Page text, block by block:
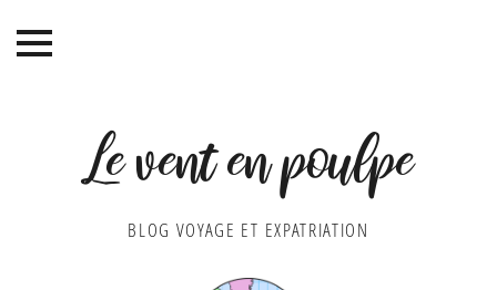
Le vent en poulpe
BLOG VOYAGE ET EXPATRIATION